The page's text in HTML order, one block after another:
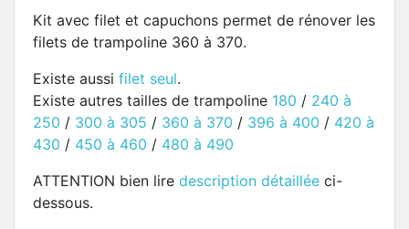
Kit avec filet et capuchons permet de rénover les
filets de trampoline 360 à 370.
Existe aussi filet seul.
Existe autres tailles de trampoline 180 / 240 à
250 / 300 à 305 / 360 à 370 / 396 à 400 / 420 à
430 / 450 à 460 / 480 à 490
ATTENTION bien lire description détaillée ci-
dessous.